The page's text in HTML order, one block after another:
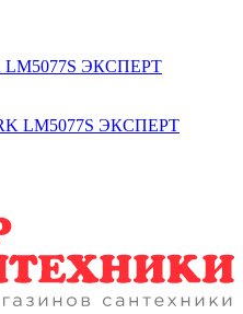
LM5077S ЭКСПЕРТ